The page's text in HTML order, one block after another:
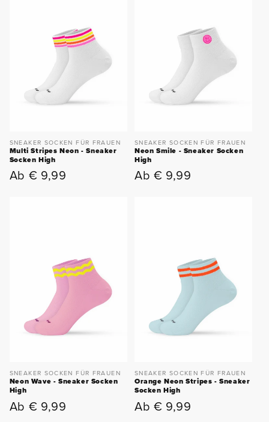
SNEAKER SOCKEN FÜR FRAUEN
Multi Stripes Neon - Sneaker
Socken High
Normaler
Ab € 9,99
SNEAKER SOCKEN FÜR FRAUEN
Neon Smile - Sneaker Socken
High
Normaler
Ab € 9,99
SNEAKER SOCKEN FÜR FRAUEN
Neon Wave - Sneaker Socken
High
Normaler
Ab € 9,99
SNEAKER SOCKEN FÜR FRAUEN
Orange Neon Stripes - Sneaker
Socken High
Normaler
Ab € 9,99